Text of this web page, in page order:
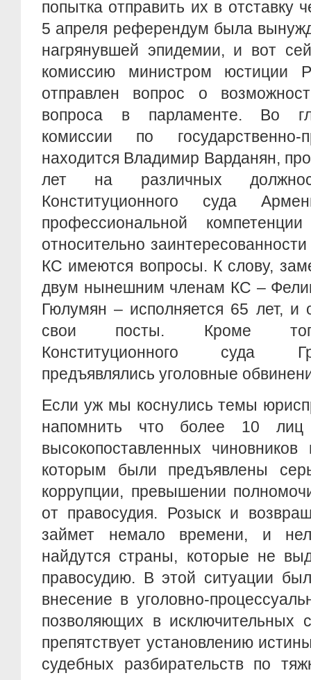
попытка отправить их в отставку
5 апреля референдум была
нагрянувшей эпидемии, и вот
комиссию министром юстиции
отправлен вопрос о
вопроса в парламенте. Во
комиссии по государственно-
находится Владимир Варданян,
лет на различных
Конституционного суда
профессиональной
относительно
КС имеются вопросы. К слову,
двум нынешним членам КС –
Гюлумян – исполняется 65 лет, и
свои посты. Кроме
Конституционного суда
предъявлялись уголовные
Если уж мы коснулись темы
напомнить что более 10
высокопоставленных
которым были предъявлены
коррупции, превышении
от правосудия. Розыск и
займет немало времени, и
найдутся страны, которые не
правосудию. В этой ситуации
внесение в уголовно-
позволяющих в исключительных
препятствует установлению
судебных разбирательств по